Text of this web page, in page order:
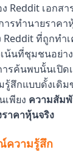
Reddit เอกส
ารทำนายราคา
ที่ถูกทำ
น้นที่ชุมชนอย่าง
รค้นพบนั้นเปิด
รู้สึกแบบดั้งเดิ
เพียง ความสัม
าคาหุ้นจริง
ความรู้สึก